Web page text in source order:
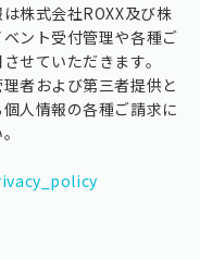
株式会社ROXX及び株
ント受付管理や各種ご
せていただきます。
者および第三者提供と
人情報の各種ご請求に